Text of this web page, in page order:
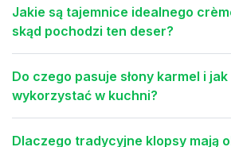
Jakie są tajemnice idealnego
skąd pochodzi ten deser?
Do czego pasuje słony karmel i jak
wykorzystać w kuchni?
Dlaczego tradycyjne klopsy mają